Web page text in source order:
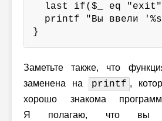
last if($_ eq
printf "Вы ввели
}
Заметьте также, что
заменена на
printf ,
хорошо знакома
Я полагаю, что вы